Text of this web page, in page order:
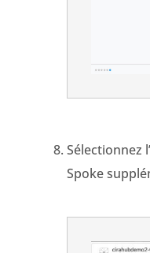
Sélectionnez
Spoke